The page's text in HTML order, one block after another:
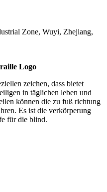
Zone, Wuyi, Zhejiang,
Logo
zeichen, dass bietet
in täglichen leben und
können die zu fuß richtung
Es ist die verkörperung
für die blind.